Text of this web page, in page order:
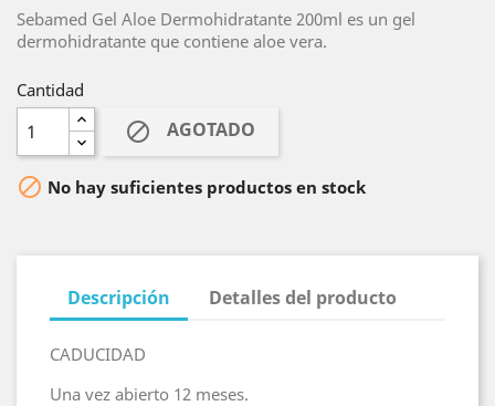
Sebamed Gel Aloe Dermohidratante 200ml es un gel
dermohidratante que contiene aloe vera.
Cantidad
 AGOTADO
 No hay suficientes productos en stock
Descripción Detalles del producto
CADUCIDAD
Una vez abierto 12 meses.